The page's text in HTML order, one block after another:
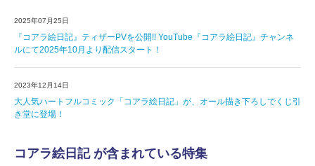
2025年07月25日
『コアラ絵日記』ティザーPVを公開!! YouTube『コアラ絵日記』チャンネ
ルにて2025年10月より配信スタート！
2023年12月14日
大人気ハートフルコミック「コアラ絵日記」が、オール描き下ろしでくじ引
き堂に登場！
コアラ絵日記 が含まれている特集